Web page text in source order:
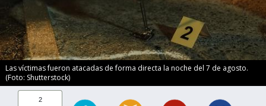
Las víctimas fueron atacadas de forma directa la noche del 7 de agosto.
(Foto: Shutterstock)
2